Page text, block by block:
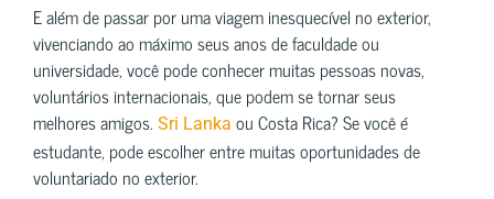
E além de passar por uma viagem inesquecível no exterior,
vivenciando ao máximo seus anos de faculdade ou
universidade, você pode conhecer muitas pessoas novas,
voluntários internacionais, que podem se tornar seus
melhores amigos. Sri Lanka ou Costa Rica? Se você é
estudante, pode escolher entre muitas oportunidades de
voluntariado no exterior.